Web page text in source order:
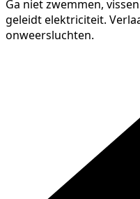
Ga niet zwemmen,
geleidt elektriciteit.
onweersluchten.